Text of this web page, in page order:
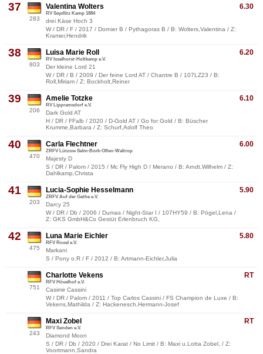
37
283
6.30
Valentina Wolters
RV Seydlitz Kamp 1884
drei Käse Hoch 3
W / DR / F / 2017 / Dornier B / Pythagoras B / B: Wolters,Valentina / Z:
Kramer,Hendrik
38
803
6.20
Luisa Marie Roll
RV Isselhorst-Holtkamp e.V.
Der kleine Lord 21
W / DR / B / 2009 / Der feine Lord AT / Chantre B / 107LZ23 / B:
Roll,Miriam / Z: Bockholt,Reiner
39
206
6.10
Amelie Totzke
RV Lippramsdorf e.V.
Dark Gold AT
H / DR / FFalb / 2020 / D-Gold AT / Go for Gold / B: Büscher
Krumme,Barbara / Z: Schurf,Adolf Theo
40
470
6.00
Carla Flechtner
ZRFV Lützow Selm-Bork-Olfen-Waltrop
Majesty D
S / DR / Palom / 2015 / Mc Fly High D / Merano / B: Arndt,Wilhelm / Z:
Dahlkamp,Christa
41
203
5.90
Lucia-Sophie Hesselmann
ZRFV Auf der Gethe e.V.
Darcy 25
W / DR / Db / 2006 / Dumas / Night-Star I / 107HY59 / B: Pögel,Lena /
Z: GKS GmbH&Co Gestüt Erlenbruch KG,
42
475
5.80
Luna Marie Eichler
RFV Roxel e.V.
Markani
S / Pony o.R / F / 2012 / B: Artmann-Eichler,Julia
751
RT
Charlotte Vekens
RFV Hövelhof e.V.
Casimir Cassini
W / DR / Palom / 2011 / Top Carlos Cassini / FS Champion de Luxe / B:
Vekens,Mathilda / Z: Hackenesch,Hermann-Josef
243
RT
Maxi Zobel
RFV Senden e.V.
Diamond Moon
S / DR / Db / 2020 / Drei Karat / No Limit / B: Maxi u.Lotta Zobel, / Z:
Voortmann,Sandra